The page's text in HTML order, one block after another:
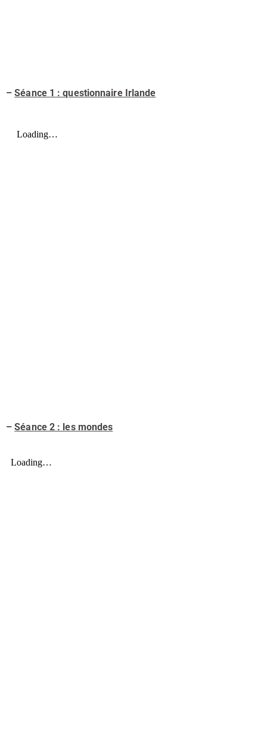
–Séance 1 : questionnaire Irlande
–Séance 2 : les mondes